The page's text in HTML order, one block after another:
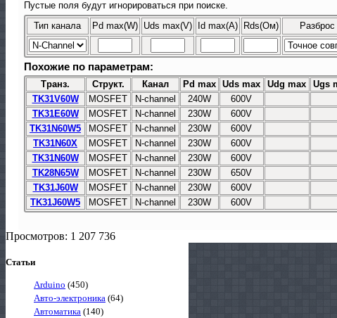
Пустые поля будут игнорироваться при поиске.
Тип канала Pd max(W) Uds max(V) Id max(A) Rds(Ом)
Похожие по параметрам:
Транз. Структ. Канал Pd max Uds max Udg max Ugs
TK31V60W
MOSFET N-channel 240W 600V
TK31E60W
MOSFET N-channel 230W 600V
TK31N60W5
MOSFET N-channel 230W 600V
TK31N60X
MOSFET N-channel 230W 600V
TK31N60W
MOSFET N-channel 230W 600V
TK28N65W
MOSFET N-channel 230W 650V
TK31J60W
MOSFET N-channel 230W 600V
TK31J60W5
MOSFET N-channel 230W 600V
Просмотров: 1 207 736
Статьи
Arduino (450)
Авто-электроника (64)
Автоматика (140)